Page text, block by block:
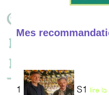
Mes
1 S1 lire